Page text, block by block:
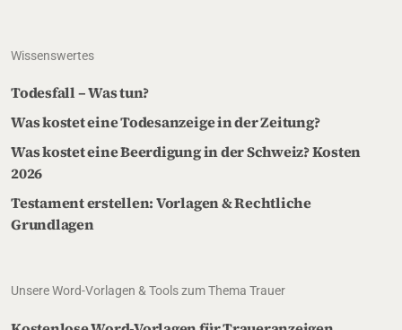
Wissenswertes
Todesfall – Was tun?
Was kostet eine Todesanzeige in der Zeitung?
Was kostet eine Beerdigung in der Schweiz? Kosten
2026
Testament erstellen: Vorlagen & Rechtliche
Grundlagen
Unsere Word-Vorlagen & Tools zum Thema Trauer